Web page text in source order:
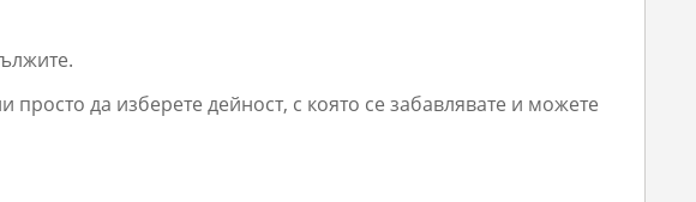
просто да изберете дейност, с която се забавлявате и можете